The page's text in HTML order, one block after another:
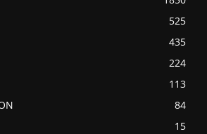
525
435
224
113
84
15